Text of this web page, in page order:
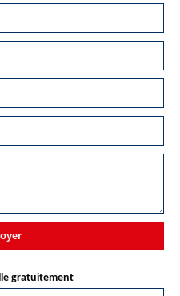
gratuitement